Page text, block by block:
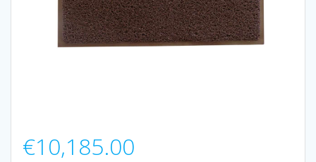
€10,185.00